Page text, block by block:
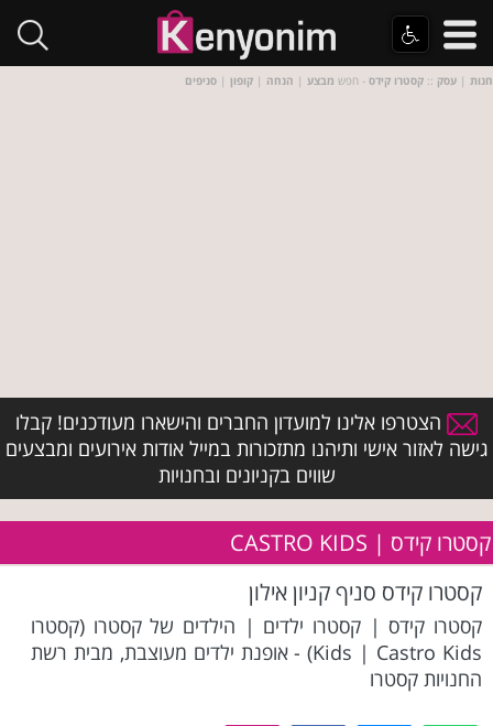
חנות | עסק :: קסטרו קידס - חפש מבצע | הנחה | קופון | סניפים
הצטרפו אלינו למועדון החברים והישארו מעודכנים! קבלו
גישה לאזור אישי ותיהנו מתזכורות במייל אודות אירועים ומבצעים
שווים בקניונים ובחנויות
קסטרו קידס | CASTRO KIDS
קסטרו קידס סניף קניון אילון
קסטרו קידס | קסטרו ילדים | הילדים של קסטרו (קסטרו
Kids | Castro Kids) - אופנת ילדים מעוצבת, מבית רשת
החנויות קסטרו